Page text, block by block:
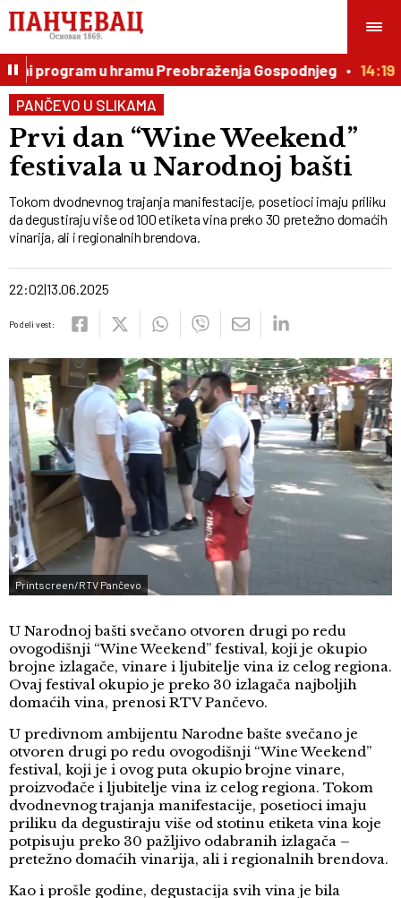
program u hramu Preobraženja Gospodnjeg 14:19
PANČEVO U SLIKAMA
Prvi dan “Wine Weekend”
festivala u Narodnoj bašti
Tokom dvodnevnog trajanja manifestacije, posetioci imaju priliku
da degustiraju više od 100 etiketa vina preko 30 pretežno domaćih
vinarija, ali i regionalnih brendova.
22:02 13.06.2025
Podeli vest:
Printscreen/RTV Pančevo
U Narodnoj bašti svečano otvoren drugi po redu
ovogodišnji “Wine Weekend” festival, koji je okupio
brojne izlagače, vinare i ljubitelje vina iz celog regiona.
Ovaj festival okupio je preko 30 izlagača najboljih
domaćih vina, prenosi RTV Pančevo.
U predivnom ambijentu Narodne bašte svečano je
otvoren drugi po redu ovogodišnji “Wine Weekend”
festival, koji je i ovog puta okupio brojne vinare,
proizvođače i ljubitelje vina iz celog regiona. Tokom
dvodnevnog trajanja manifestacije, posetioci imaju
priliku da degustiraju više od stotinu etiketa vina koje
potpisuju preko 30 pažljivo odabranih izlagača –
pretežno domaćih vinarija, ali i regionalnih brendova.
Kao i prošle godine, degustacija svih vina je bila